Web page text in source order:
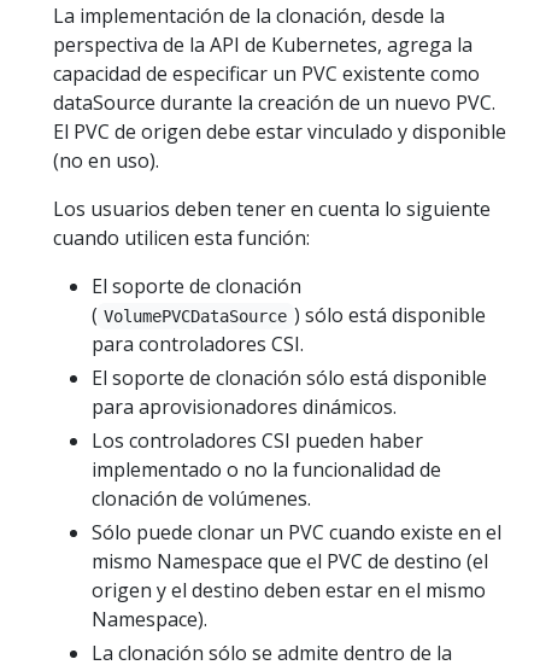
La implementación de la clonación, desde la
perspectiva de la API de Kubernetes, agrega la
capacidad de especificar un PVC existente como
dataSource durante la creación de un nuevo PVC.
El PVC de origen debe estar vinculado y disponible
(no en uso).
Los usuarios deben tener en cuenta lo siguiente
cuando utilicen esta función:
El soporte de clonación
( VolumePVCDataSource ) sólo está disponible
para controladores CSI.
El soporte de clonación sólo está disponible
para aprovisionadores dinámicos.
Los controladores CSI pueden haber
implementado o no la funcionalidad de
clonación de volúmenes.
Sólo puede clonar un PVC cuando existe en el
mismo Namespace que el PVC de destino (el
origen y el destino deben estar en el mismo
Namespace).
La clonación sólo se admite dentro de la